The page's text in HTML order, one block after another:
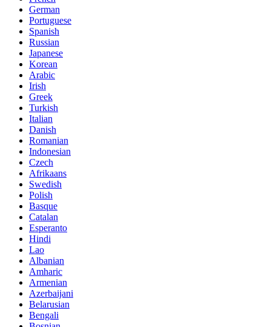
German
Portuguese
Spanish
Russian
Japanese
Korean
Arabic
Irish
Greek
Turkish
Italian
Danish
Romanian
Indonesian
Czech
Afrikaans
Swedish
Polish
Basque
Catalan
Esperanto
Hindi
Lao
Albanian
Amharic
Armenian
Azerbaijani
Belarusian
Bengali